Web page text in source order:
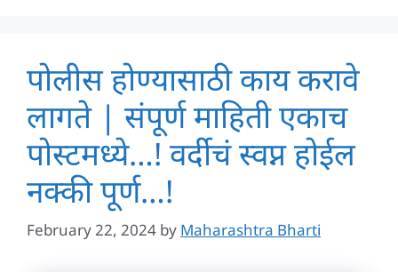
पोलीस होण्यासाठी काय करावे
लागते | संपूर्ण माहिती एकाच
पोस्टमध्ये…! वर्दीचं स्वप्न होईल
नक्की पूर्ण…!
February 22, 2024 by Maharashtra Bharti